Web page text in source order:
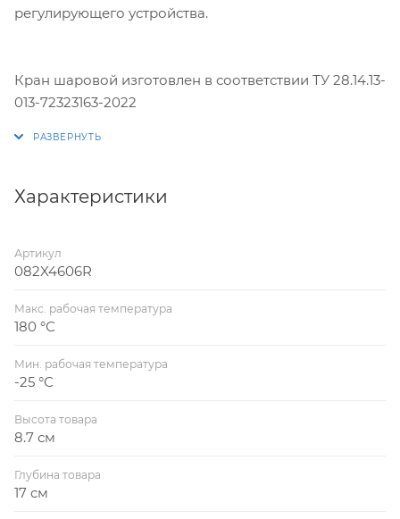
регулирующего устройства.
Кран шаровой изготовлен в соответствии ТУ 28.14.13-
013-72323163-2022
Характеристики
Артикул
082X4606R
Макс. рабочая температура
180 °С
Мин. рабочая температура
-25 °С
Высота товара
8.7 см
Глубина товара
17 см